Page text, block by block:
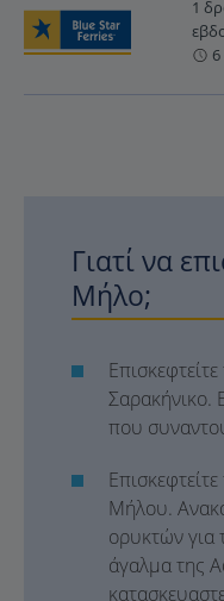
1
Γιατί να
Μήλο;
Σαρακήνικο.
που
Μήλου.
ορυκτών για
άγαλμα της